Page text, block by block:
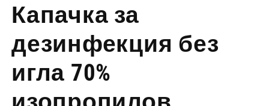
режим
Капачка за
дезинфекция без
игла 70%